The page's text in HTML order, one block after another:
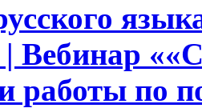
| Вебинар
работы по